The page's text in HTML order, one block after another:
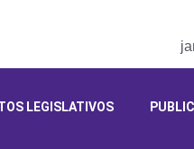
LEGISLATIVOS